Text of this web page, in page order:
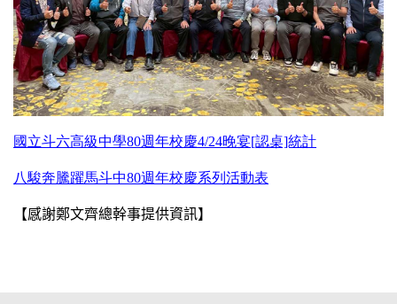
國立斗六高級中學80週年校慶4/24晚宴[認桌]統計
八駿奔騰躍馬斗中80週年校慶系列活動表
【感謝鄭文齊總幹事提供資訊】